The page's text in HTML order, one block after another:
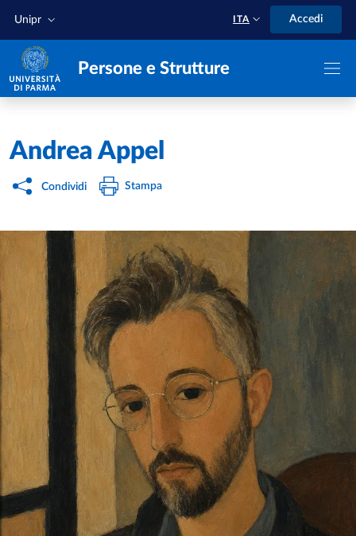
Unipr ITA Accedi
Persone e Strutture
Home /
Andrea Appel
Condividi Stampa